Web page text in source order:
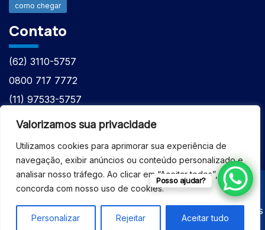
Valorizamos sua privacidade
Utilizamos cookies para aprimorar sua experiência de
navegação, exibir anúncios ou conteúdo personalizado e
analisar nosso tráfego. Ao clicar em “Aceitar todos”, você
concorda com nosso uso de cookies.
Personalizar Rejeitar Aceitar tudo
como chegar
Contato
(62) 3110-5757
0800 717 7772
(11) 97533-5757
(62) 98610-7777
© 2026 - ASSISTÊNCIA TÉCNICA ESPECIALIZADA
EQUIPAMENTOS BRUKER - Todos os direitos reservados
Posso ajudar?